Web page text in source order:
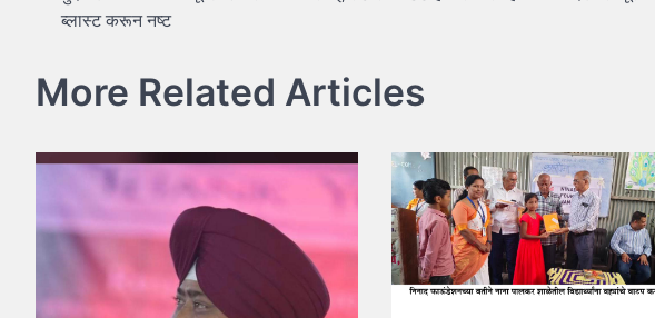
navigation
ब्लास्ट करून नष्ट
More Related Articles